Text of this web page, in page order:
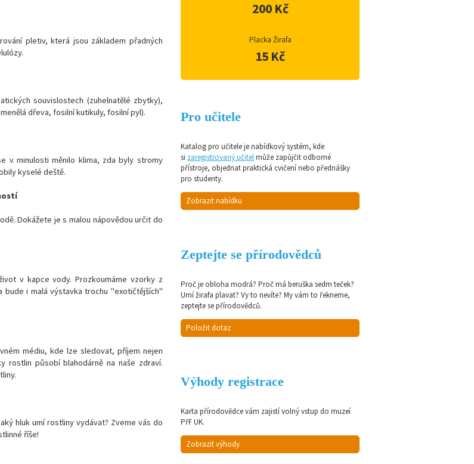
pletiv, která jsou základem přadných
souvislostech (zuhelnatělé zbytky),
dřeva, fosilní kutikuly, fosilní pyl).
v minulosti měnilo klima, zda byly stromy
kyselé deště.
Dokážete je s malou nápovědou určit do
v kapce vody. Prozkoumáme vzorky z
bude i malá výstavka trochu "exotičtějších"
médiu, kde lze sledovat, příjem nejen
rostlin působí blahodárně na naše zdraví.
hluk umí rostliny vydávat? Zveme vás do
říše!
200 Kč
Placka Žirafa
15 Kč
Pro učitele
Katalog pro učitele je nabídkový systém, kde
si zaregistrovaný učitelmůže zapůjčit odborné
přístroje, objednat praktická cvičení nebo přednášky
pro studenty.
Zobrazit nabídku
Zeptejte se přírodovědců
Proč je obloha modrá? Proč má beruška sedm teček?
Umí žirafa plavat? Vy to nevíte? My vám to řekneme,
zeptejte se přírodovědců.
Položit dotaz
Výhody registrace
Karta přírodovědce vám zajistí volný vstup do muzeí
PřF UK.
Zobrazit výhody